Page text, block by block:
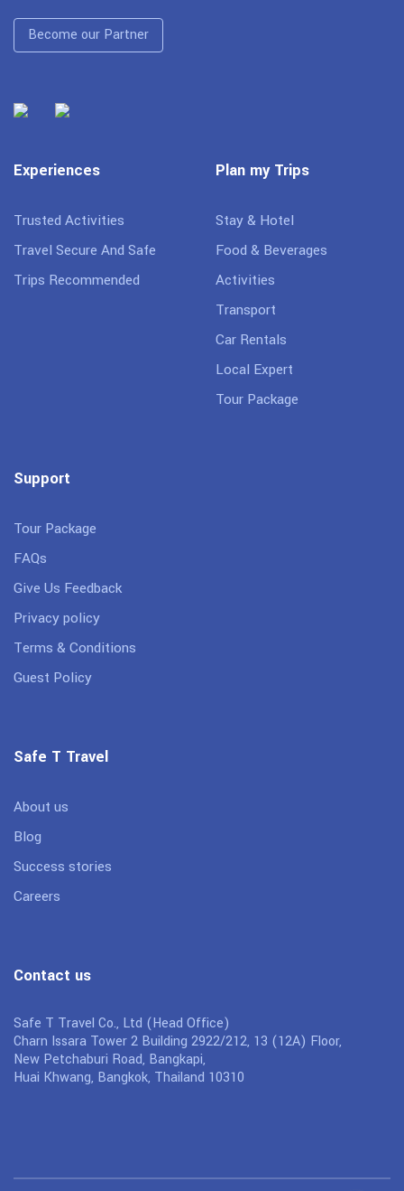
Become our Partner
Experiences
Trusted Activities
Travel Secure And Safe
Trips Recommended
Plan my Trips
Stay & Hotel
Food & Beverages
Activities
Transport
Car Rentals
Local Expert
Tour Package
Support
Tour Package
FAQs
Give Us Feedback
Privacy policy
Terms & Conditions
Guest Policy
Safe T Travel
About us
Blog
Success stories
Careers
Contact us
Safe T Travel Co., Ltd (Head Office)
Charn Issara Tower 2 Building 2922/212, 13 (12A) Floor,
New Petchaburi Road, Bangkapi,
Huai Khwang, Bangkok, Thailand 10310